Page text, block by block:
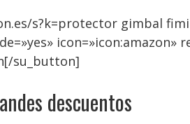
s?k=protector gimbal
su_button]
descuentos